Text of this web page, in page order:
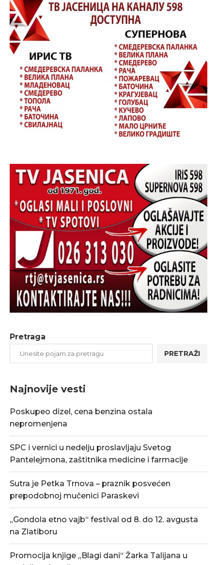
Pretraga
PRETRAŽI
Najnovije vesti
Poskupeo dizel, cena benzina ostala
nepromenjena
SPC i vernici u nedelju proslavljaju Svetog
Pantelejmona, zaštitnika medicine i farmacije
Sutra je Petka Trnova – praznik posvećen
prepodobnoj mučenici Paraskevi
„Gondola etno vajb“ festival od 8. do 12. avgusta
na Zlatiboru
Promocija knjige „Blagi dani“ Žarka Talijana u